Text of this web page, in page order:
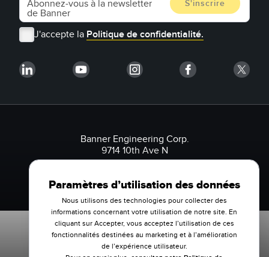
J'accepte la Politique de confidentialité.
Banner Engineering Corp.
9714 10th Ave N
1-888-3-SENSOR (736767)
Paramètres d’utilisation des données
Nous utilisons des technologies pour collecter des
informations concernant votre utilisation de notre site. En
cliquant sur Accepter, vous acceptez l’utilisation de ces
fonctionnalités destinées au marketing et à l’amélioration
de l’expérience utilisateur.